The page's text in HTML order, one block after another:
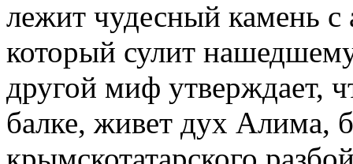
лежит чудесный камень
который сулит
другой миф утверждает,
балке, живет дух Алима,